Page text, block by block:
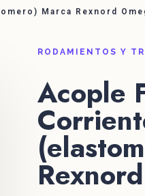
Marca Rexnord
RODAMIENTOS Y
Acople